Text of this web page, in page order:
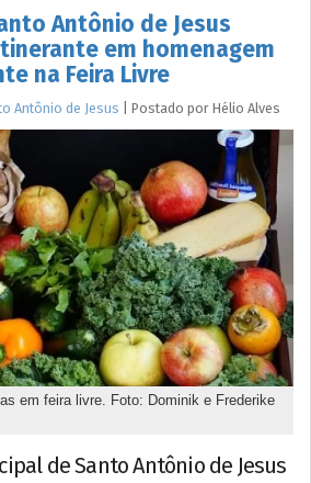
Antônio de Jesus
em homenagem
na Feira Livre
Antônio de Jesus Postado por Hélio Alves
em feira livre. Foto: Dominik e Frederike
de Santo Antônio de Jesus